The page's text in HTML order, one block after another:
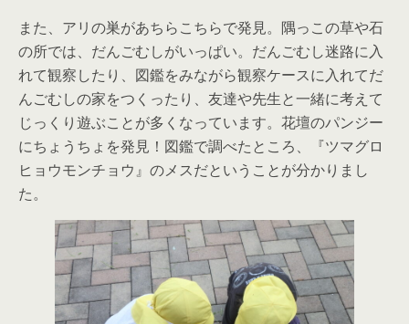
また、アリの巣があちらこちらで発見。隅っこの草や石
の所では、だんごむしがいっぱい。だんごむし迷路に入
れて観察したり、図鑑をみながら観察ケースに入れてだ
んごむしの家をつくったり、友達や先生と一緒に考えて
じっくり遊ぶことが多くなっています。花壇のパンジー
にちょうちょを発見！図鑑で調べたところ、『ツマグロ
ヒョウモンチョウ』のメスだということが分かりまし
た。